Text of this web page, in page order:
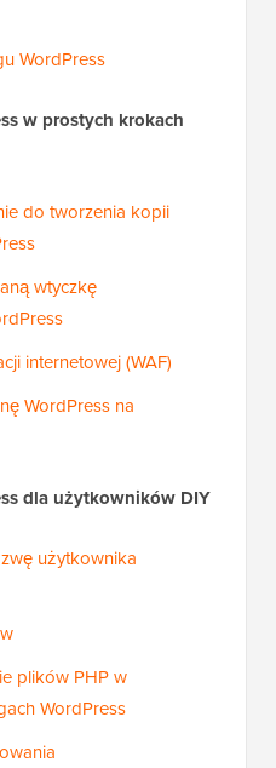
WordPress
w prostych krokach
do tworzenia kopii
wtyczkę
internetowej (WAF)
WordPress na
dla użytkowników DIY
użytkownika
plików PHP w
WordPress